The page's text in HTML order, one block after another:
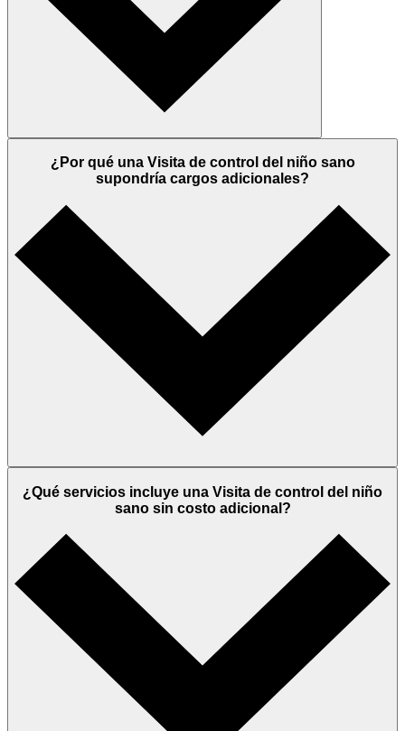
¿Por qué una Visita de control del niño sano
supondría cargos adicionales?
¿Qué servicios incluye una Visita de control del niño
sano sin costo adicional?